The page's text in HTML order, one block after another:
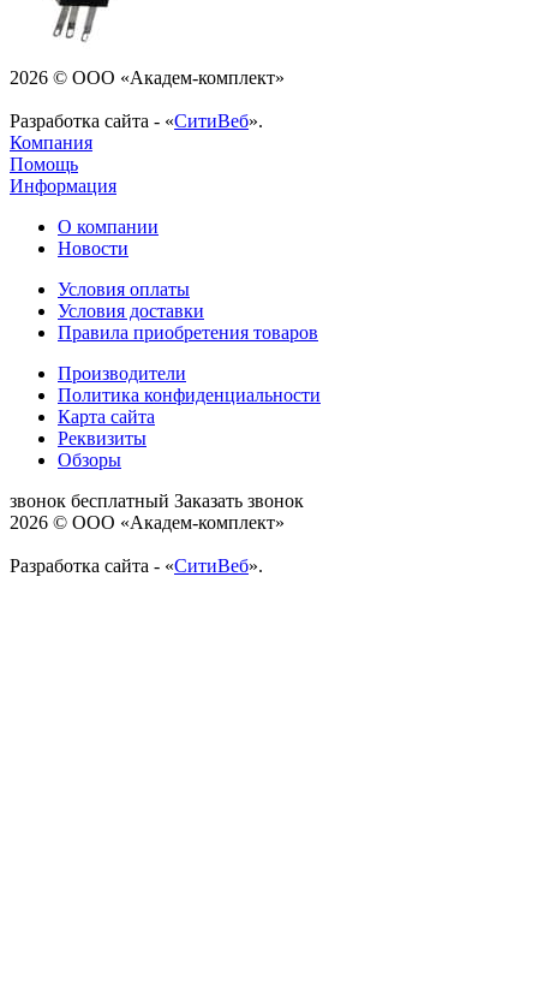
2026 © ООО «Академ-комплект»
Разработка сайта - «СитиВеб».
Компания
Помощь
Информация
О компании
Новости
Условия оплаты
Условия доставки
Правила приобретения товаров
Производители
Политика конфиденциальности
Карта сайта
Реквизиты
Обзоры
звонок бесплатный Заказать звонок
2026 © ООО «Академ-комплект»
Разработка сайта - «СитиВеб».